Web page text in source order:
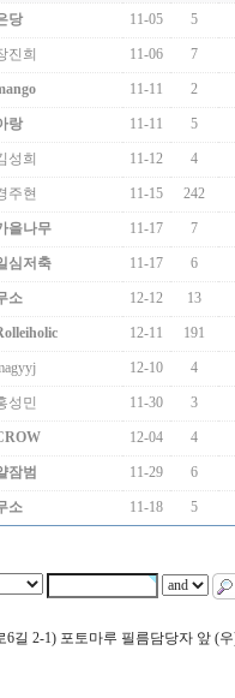
당 11-05 5
진희 11-06 7
11-11 2
랑 11-11 5
성희 11-12 4
주현 11-15 242
을나무 11-17 7
심저축 11-17 6
소 12-12 13
12-11 191
12-10 4
성민 11-30 3
12-04 4
잠범 11-29 6
소 11-18 5
6길 2-1) 포토마루 필름담당자 앞 (우